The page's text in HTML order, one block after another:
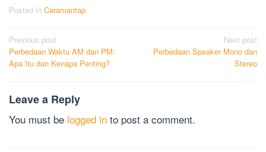
Posted in Caramantap
Post
navigation
Previous post
Perbedaan Waktu AM dan PM:
Apa Itu dan Kenapa Penting?
Next post
Perbedaan Speaker Mono dan
Stereo
Leave a Reply
You must be logged in to post a comment.